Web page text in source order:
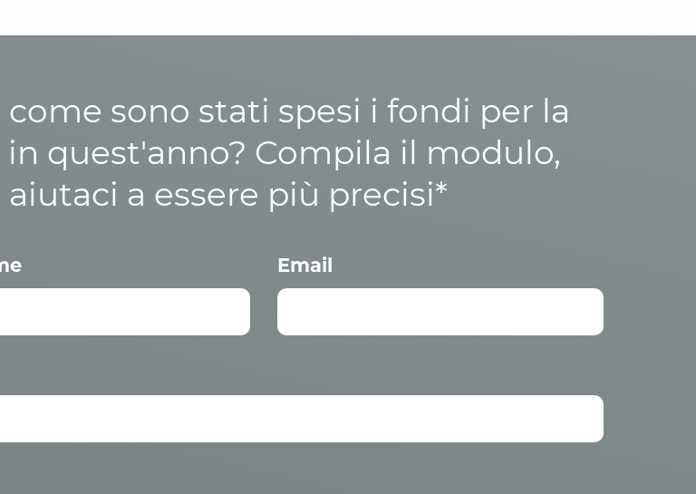
sono stati spesi i fondi per la
quest'anno? Compila il modulo,
aiutaci a essere più precisi*
Email